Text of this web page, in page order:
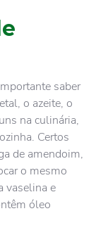
saber
o azeite, o
na culinária,
Certos
de amendoim,
o mesmo
vaselina e
óleo